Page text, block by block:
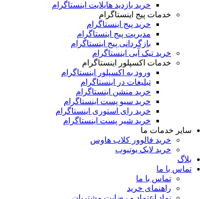
خرید بازدید هایلایت اینستاگرام
خدمات پیج اینستاگرام
خرید پیج اینستاگرام
مدیریت پیج اینستاگرام
بازگردانی پیج اینستاگرام
خرید تیک آبی اینستاگرام
خدمات اکسپلور اینستاگرام
ورود به اکسپلور اینستاگرام
تبلیغات در اینستاگرام
خرید منشن اینستاگرام
خرید سیو پست اینستاگرام
خرید رای استوری اینستاگرام
خرید شیر پست اینستاگرام
سایر خدمات ما
خرید فالوور کلاب هاوس
خرید لایک یوتیوب
بلاگ
تماس با ما
تماس با ما
راهنمای خرید